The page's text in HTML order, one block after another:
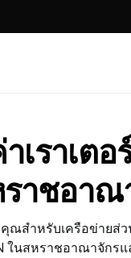
เราเต
ราชอาณ
คุณสำหรับเครือข่ายส่
ในสหราชอาณาจักร